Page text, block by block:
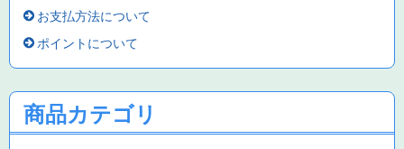
お支払方法について
ポイントについて
商品カテゴリ